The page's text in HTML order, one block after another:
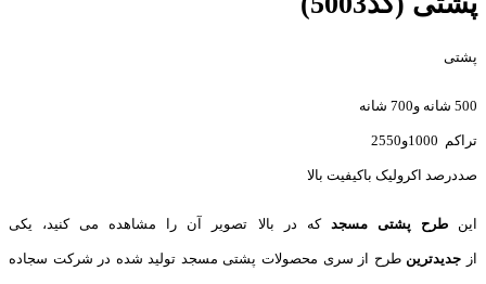
پشتی
500 شانه و700 شانه
تراکم 1000و2550
صددرصد اکرولیک باکیفیت بالا
اینطرح پشتی مسجد که در بالا تصویر آن را مشاهده می کنید، یکی
از جدیدترین طرح از سری محصولات پشتی مسجد تولید شده در شرکت سجاده